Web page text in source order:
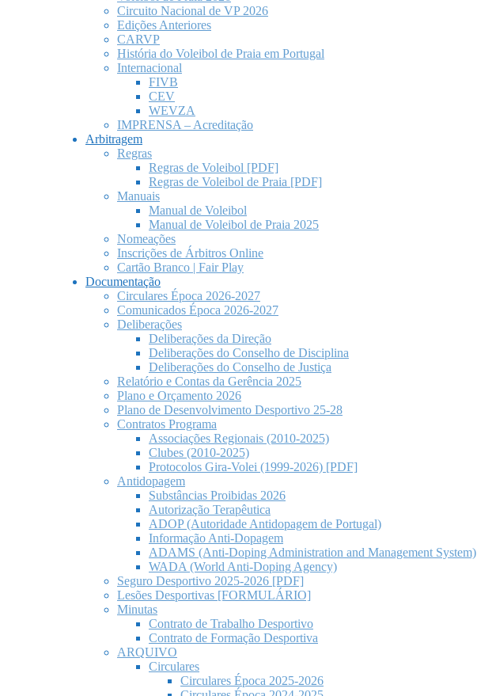
Circuito Nacional de VP 2026
Edições Anteriores
CARVP
História do Voleibol de Praia em Portugal
Internacional
FIVB
CEV
WEVZA
IMPRENSA – Acreditação
Arbitragem
Regras
Regras de Voleibol [PDF]
Regras de Voleibol de Praia [PDF]
Manuais
Manual de Voleibol
Manual de Voleibol de Praia 2025
Nomeações
Inscrições de Árbitros Online
Cartão Branco | Fair Play
Documentação
Circulares Época 2026-2027
Comunicados Época 2026-2027
Deliberações
Deliberações da Direção
Deliberações do Conselho de Disciplina
Deliberações do Conselho de Justiça
Relatório e Contas da Gerência 2025
Plano e Orçamento 2026
Plano de Desenvolvimento Desportivo 25-28
Contratos Programa
Associações Regionais (2010-2025)
Clubes (2010-2025)
Protocolos Gira-Volei (1999-2026) [PDF]
Antidopagem
Substâncias Proibidas 2026
Autorização Terapêutica
ADOP (Autoridade Antidopagem de Portugal)
Informação Anti-Dopagem
ADAMS (Anti-Doping Administration and Management System)
WADA (World Anti-Doping Agency)
Seguro Desportivo 2025-2026 [PDF]
Lesões Desportivas [FORMULÁRIO]
Minutas
Contrato de Trabalho Desportivo
Contrato de Formação Desportiva
ARQUIVO
Circulares
Circulares Época 2025-2026